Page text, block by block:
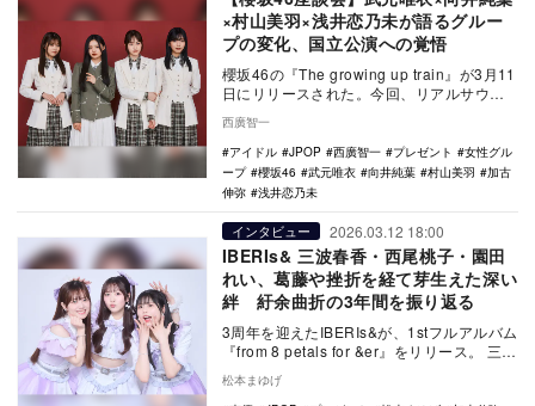
×村山美羽×浅井恋乃未が語るグルー
プの変化、国立公演への覚悟
櫻坂46の『The growing up train』が3月11
日にリリースされた。今回、リアルサウン
西廣智一
アイドル
JPOP 西廣智一 プレゼント
女性グル
ープ
櫻坂46 武元唯衣 向井純葉 村山美羽
加古
伸弥
浅井恋乃未
インタビュー 2026.03.12 18:00
IBERIs& 三波春香・西尾桃子・園田
れい、葛藤や挫折を経て芽生えた深い
絆 紆余曲折の3年間を振り返る
3周年を迎えたIBERIs&が、1stフルアルバム
『from 8 petals for &er』をリリース。 三波
松本まゆげ